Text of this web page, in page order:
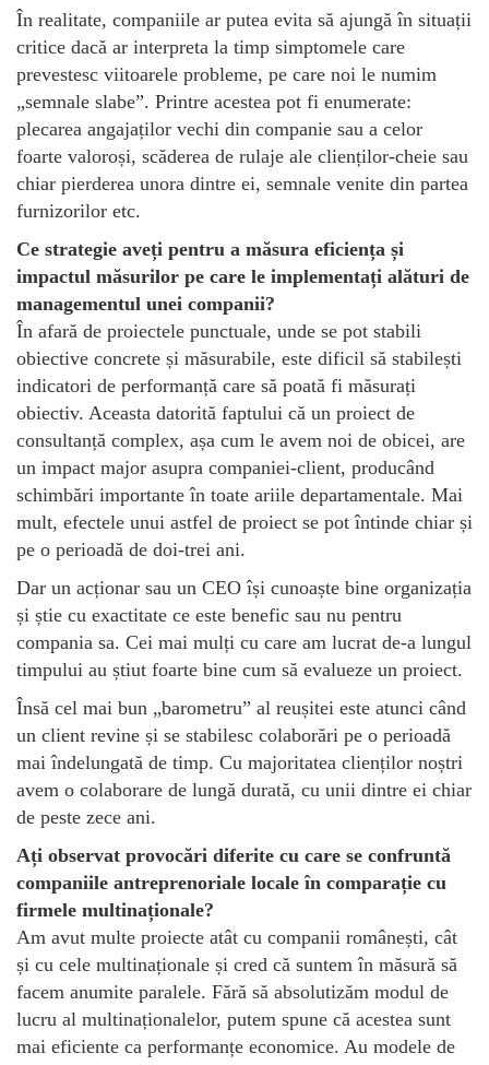
În realitate, companiile ar putea evita să ajungă în situații
critice dacă ar interpreta la timp simptomele care
prevestesc viitoarele probleme, pe care noi le numim
„semnale slabe”. Printre acestea pot fi enumerate:
plecarea angajaților vechi din companie sau a celor
foarte valoroși, scăderea de rulaje ale clienților-cheie sau
chiar pierderea unora dintre ei, semnale venite din partea
furnizorilor etc.
Ce strategie aveți pentru a măsura eficiența și
impactul măsurilor pe care le implementați alături de
managementul unei companii?
În afară de proiectele punctuale, unde se pot stabili
obiective concrete și măsurabile, este dificil să stabilești
indicatori de performanță care să poată fi măsurați
obiectiv. Aceasta datorită faptului că un proiect de
consultanță complex, așa cum le avem noi de obicei, are
un impact major asupra companiei-client, producând
schimbări importante în toate ariile departamentale. Mai
mult, efectele unui astfel de proiect se pot întinde chiar și
pe o perioadă de doi-trei ani.
Dar un acționar sau un CEO își cunoaște bine organizația
și știe cu exactitate ce este benefic sau nu pentru
compania sa. Cei mai mulți cu care am lucrat de-a lungul
timpului au știut foarte bine cum să evalueze un proiect.
Însă cel mai bun „barometru” al reușitei este atunci când
un client revine și se stabilesc colaborări pe o perioadă
mai îndelungată de timp. Cu majoritatea clienților noștri
avem o colaborare de lungă durată, cu unii dintre ei chiar
de peste zece ani.
Ați observat provocări diferite cu care se confruntă
companiile antreprenoriale locale în comparație cu
firmele multinaționale?
Am avut multe proiecte atât cu companii românești, cât
și cu cele multinaționale și cred că suntem în măsură să
facem anumite paralele. Fără să absolutizăm modul de
lucru al multinaționalelor, putem spune că acestea sunt
mai eficiente ca performanțe economice. Au modele de